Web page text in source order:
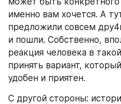
именно вам хочется. А
предложили совсем
и пошли. Собственно,
реакция человека в
принять вариант,
удобен и приятен.
С другой стороны: